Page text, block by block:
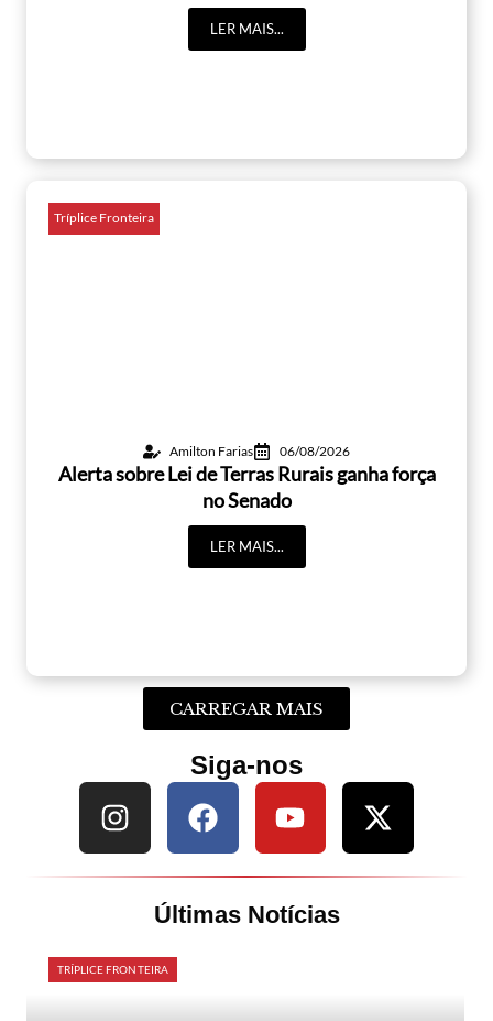
LER MAIS...
Tríplice Fronteira
Amilton Farias 06/08/2026
Alerta sobre Lei de Terras Rurais ganha força
no Senado
LER MAIS...
CARREGAR MAIS
Siga-nos
Últimas Notícias
TRÍPLICE FRONTEIRA